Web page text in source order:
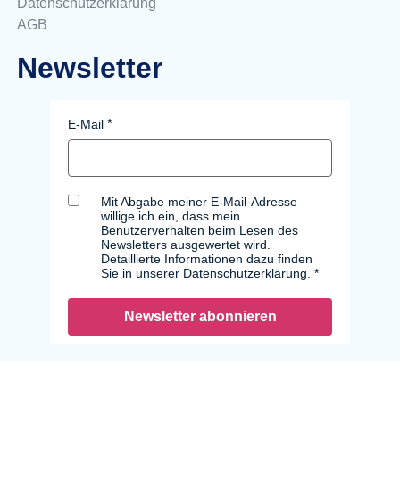
AGB
Newsletter
E-Mail
Mit Abgabe meiner E-Mail-Adresse
willige ich ein, dass mein
Benutzerverhalten beim Lesen des
Newsletters ausgewertet wird.
Detaillierte Informationen dazu finden
Sie in unserer Datenschutzerklärung.
Newsletter abonnieren